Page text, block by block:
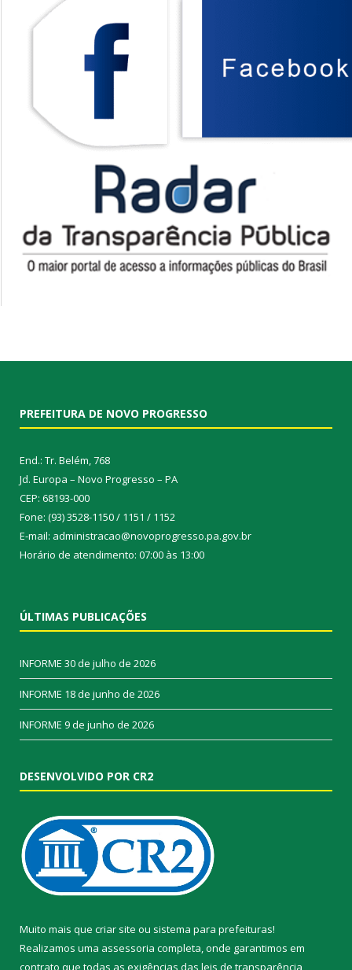
PREFEITURA DE NOVO PROGRESSO
End.: Tr. Belém, 768
Jd. Europa – Novo Progresso – PA
CEP: 68193-000
Fone: (93) 3528-1150 / 1151 / 1152
E-mail: administracao@novoprogresso.pa.gov.br
Horário de atendimento: 07:00 às 13:00
ÚLTIMAS PUBLICAÇÕES
INFORME 30 de julho de 2026
INFORME 18 de junho de 2026
INFORME 9 de junho de 2026
DESENVOLVIDO POR CR2
Muito mais que criar site ou sistema para prefeituras!
Realizamos uma assessoria completa, onde garantimos em
contrato que todas as exigências das leis de transparência